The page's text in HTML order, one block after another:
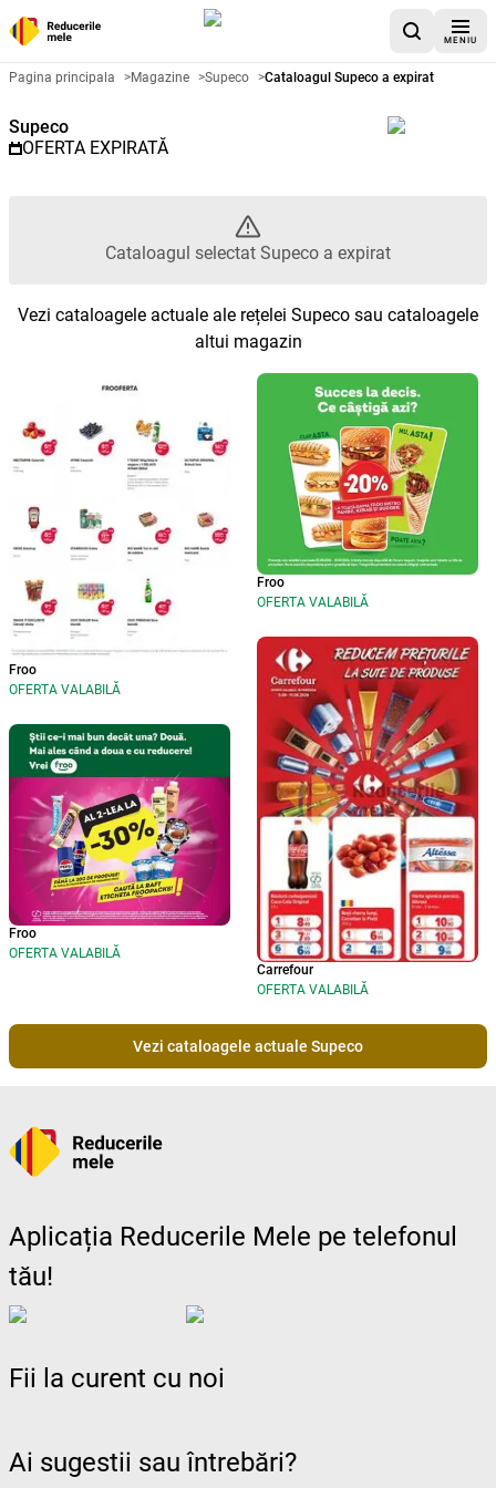
MENIU
Catalog promoțional Supeco -
Pagina principala >Magazine >Supeco >Cataloagul Supeco a expirat
Supeco
OFERTA EXPIRATĂ
Cataloagul selectat Supeco a expirat
Vezi cataloagele actuale ale rețelei Supeco sau cataloagele
altui magazin
Froo
OFERTA VALABILĂ
Froo
OFERTA VALABILĂ
Froo
OFERTA VALABILĂ
Carrefour
OFERTA VALABILĂ
Vezi cataloagele actuale Supeco
Aplicația Reducerile Mele pe telefonul
tău!
Fii la curent cu noi
Ai sugestii sau întrebări?